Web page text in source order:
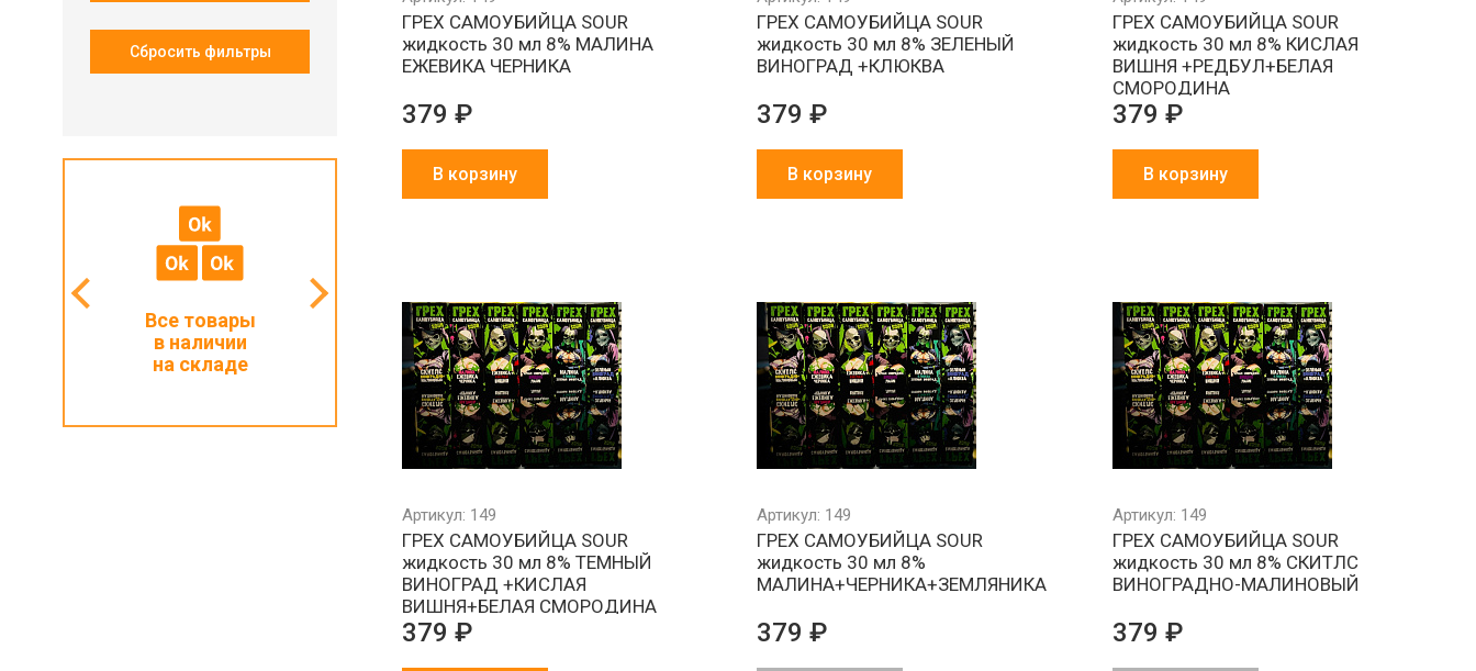
Сбросить фильтры
Все товары
в наличии
на складе
Работаем с ИП
и физлицами
Обмен брака
за наш счет
Агрессивно
низкие цены
Более 1500
партнеров в РФ
и СНГ
Минимальный
заказ 1000 ₽
Все товары
в наличии
на складе
ГРЕХ САМОУБИЙЦА SOUR
жидкость 30 мл 8% МАЛИНА
ЕЖЕВИКА ЧЕРНИКА
379 ₽
В корзину
ГРЕХ САМОУБИЙЦА SOUR
жидкость 30 мл 8% ЗЕЛЕНЫЙ
ВИНОГРАД +КЛЮКВА
379 ₽
В корзину
ГРЕХ САМОУБИЙЦА SOUR
жидкость 30 мл 8% КИСЛАЯ
ВИШНЯ +РЕДБУЛ+БЕЛАЯ
СМОРОДИНА
379 ₽
В корзину
Артикул: 149
ГРЕХ САМОУБИЙЦА SOUR
жидкость 30 мл 8% ТЕМНЫЙ
ВИНОГРАД +КИСЛАЯ
ВИШНЯ+БЕЛАЯ СМОРОДИНА
379 ₽
Артикул: 149
ГРЕХ САМОУБИЙЦА SOUR
жидкость 30 мл 8%
МАЛИНА+ЧЕРНИКА+ЗЕМЛЯНИКА
379 ₽
Артикул: 149
ГРЕХ САМОУБИЙЦА SOUR
жидкость 30 мл 8% СКИТЛС
ВИНОГРАДНО-МАЛИНОВЫЙ
379 ₽